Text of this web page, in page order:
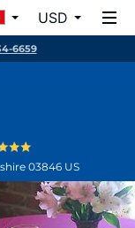
USD
6659
03846 US